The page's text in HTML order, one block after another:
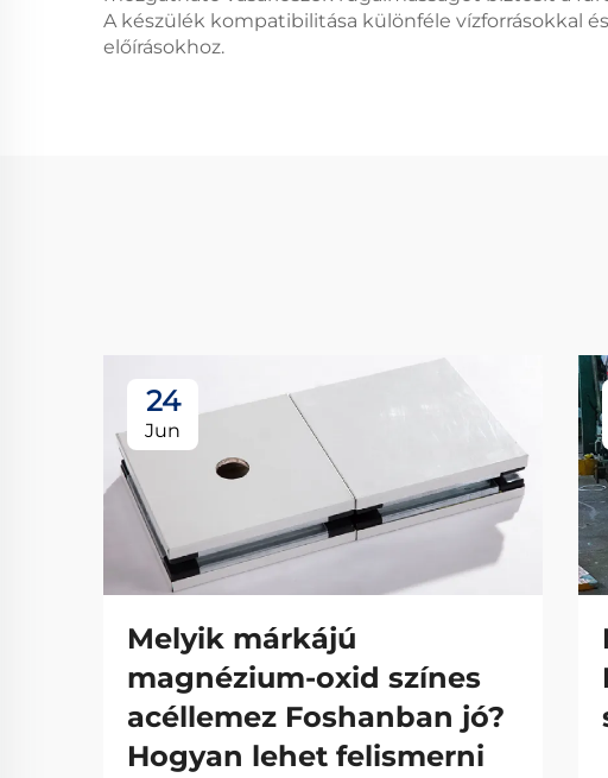
A készülék kompatibilitása különféle vízforrásokkal
előírásokhoz.
24
Jun
Melyik márkájú
magnézium-oxid színes
acéllemez Foshanban jó?
Hogyan lehet felismerni